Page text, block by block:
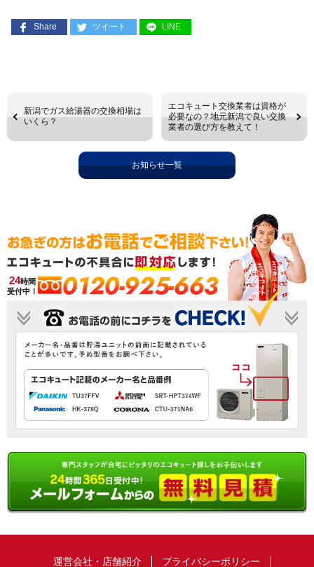
Share ツイート LINE
新潟でガス給湯器の交換相場は
いくら？
エコキュート交換業者は資格が
必要なの？地元新潟で良い交換
業者の選び方を教えて！
お知らせ一覧
24時間
受付中！
0120-925-663
運営会社・店舗紹介 プライバシーポリシー